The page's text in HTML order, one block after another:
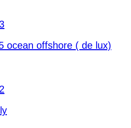
ocean offshore ( de lux)